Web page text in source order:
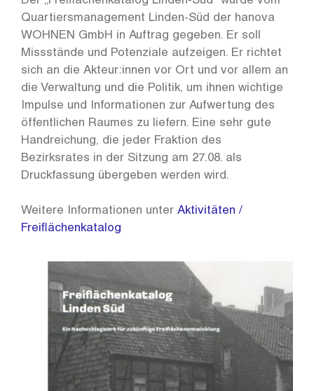
Quartiersmanagement Linden-Süd der hanova
WOHNEN GmbH in Auftrag gegeben. Er soll
Missstände und Potenziale aufzeigen. Er richtet
sich an die Akteur:innen vor Ort und vor allem an
die Verwaltung und die Politik, um ihnen wichtige
Impulse und Informationen zur Aufwertung des
öffentlichen Raumes zu liefern. Eine sehr gute
Handreichung, die jeder Fraktion des
Bezirksrates in der Sitzung am 27.08. als
Druckfassung übergeben werden wird.
Weitere Informationen unter Aktivitäten /
Freiflächenkatalog